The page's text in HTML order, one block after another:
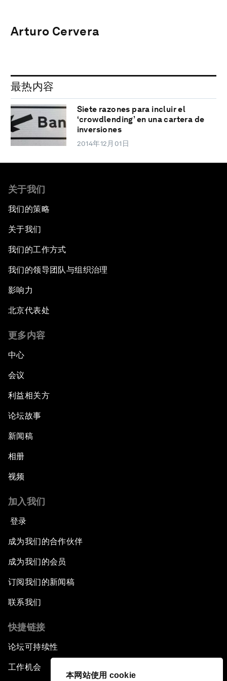
本网站使用 cookie
Arturo Cervera
最热内容
Siete razones para incluir el
‘crowdlending’ en una cartera de
inversiones
2014年12月01日
关于我们
我们的策略
关于我们
我们的工作方式
我们的领导团队与组织治理
影响力
北京代表处
更多内容
中心
会议
利益相关方
论坛故事
新闻稿
相册
视频
加入我们
登录
成为我们的合作伙伴
成为我们的会员
订阅我们的新闻稿
联系我们
快捷链接
论坛可持续性
工作机会